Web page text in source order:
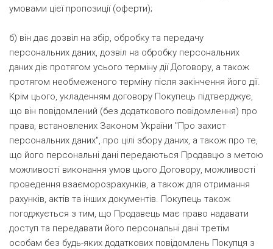
умовами цієї пропозиції (оферти);
б) він дає дозвіл на збір, обробку та передачу
персональних даних, дозвіл на обробку персональних
даних діє протягом усього терміну дії Договору, а також
протягом необмеженого терміну після закінчення його дії.
Крім цього, укладенням договору Покупець підтверджує,
що він повідомлений (без додаткового повідомлення) про
права, встановлених Законом України "Про захист
персональних даних", про цілі збору даних, а також про те,
що його персональні дані передаються Продавцю з метою
можливості виконання умов цього Договору, можливості
проведення взаєморозрахунків, а також для отримання
рахунків, актів та інших документів. Покупець також
погоджується з тим, що Продавець має право надавати
доступ та передавати його персональні дані третім
особам без будь-яких додаткових повідомлень Покупця з